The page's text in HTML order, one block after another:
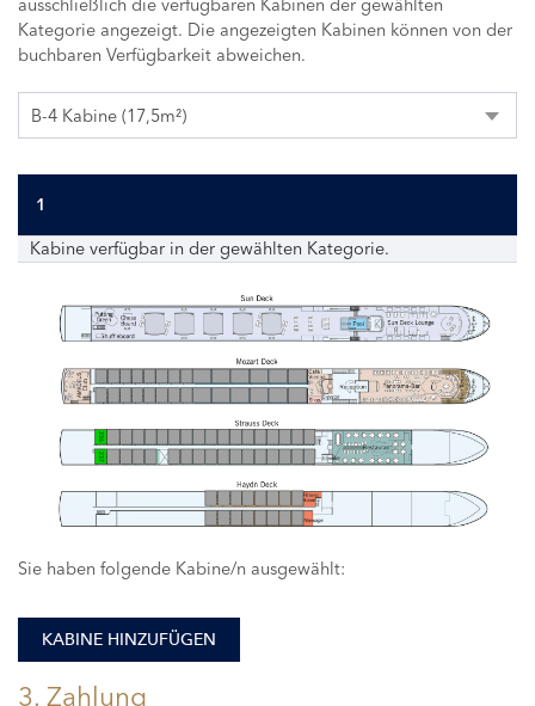
ausschließlich die verfügbaren Kabinen der gewählten
Kategorie angezeigt. Die angezeigten Kabinen können von der
buchbaren Verfügbarkeit abweichen.
B-4 Kabine (17,5m²)
1
Kabine verfügbar in der gewählten Kategorie.
236
237
Sie haben folgende Kabine/n ausgewählt:
KABINE HINZUFÜGEN
3. Zahlung